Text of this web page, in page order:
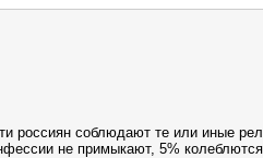
соблюдают те или иные
не примыкают, 5%